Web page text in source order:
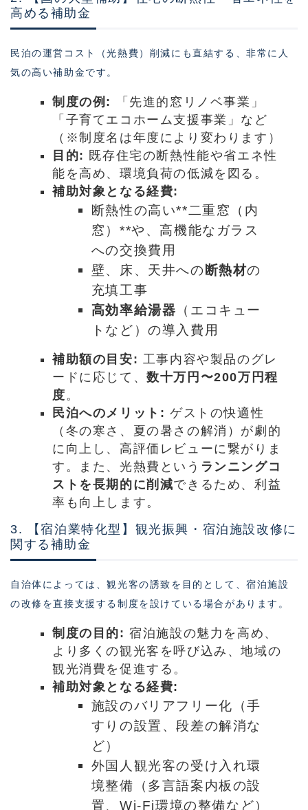
高める補助金
民泊の運営コスト（光熱費）削減にも直結する、非常に人
気の高い補助金です。
制度の例:
「先進的窓リノベ事業」
「子育てエコホーム支援事業」など
（※制度名は年度により変わります）
目的: 既存住宅の断熱性能や省エネ性
能を高め、環境負荷の低減を図る。
補助対象となる経費:
断熱性の高い**二重窓（内
窓）**や、高機能なガラス
への交換費用
壁、床、天井への 断熱材の
充填工事
高効率給湯器 （エコキュー
トなど）の導入費用
補助額の目安: 工事内容や製品のグレ
ードに応じて、数十万円〜200万円程
度。
民泊へのメリット: ゲストの快適性
（冬の寒さ、夏の暑さの解消）が劇的
に向上し、高評価レビューに繋がりま
す。また、光熱費という ランニングコ
ストを長期的に削減できるため、利益
率も向上します。
3. 【宿泊業特化型】観光振興・宿泊施設改修に
関する補助金
自治体によっては、観光客の誘致を目的として、宿泊施設
の改修を直接支援する制度を設けている場合があります。
制度の目的: 宿泊施設の魅力を高め、
より多くの観光客を呼び込み、地域の
観光消費を促進する。
補助対象となる経費:
施設のバリアフリー化（手
すりの設置、段差の解消な
ど）
外国人観光客の受け入れ環
境整備（多言語案内板の設
置、Wi-Fi環境の整備など）